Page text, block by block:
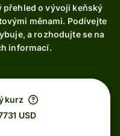
o vývoji keňský
měnami. Podívejte
a rozhodujte se na
informací.
kurz
USD